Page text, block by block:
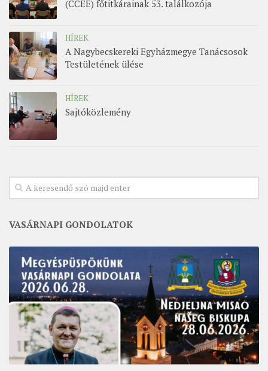
(CCEE) főtitkárainak 53. találkozója
HÍREK
A Nagybecskereki Egyházmegye Tanácsosok
Testületének ülése
HÍREK
Sajtóközlemény
VASÁRNAPI GONDOLATOK